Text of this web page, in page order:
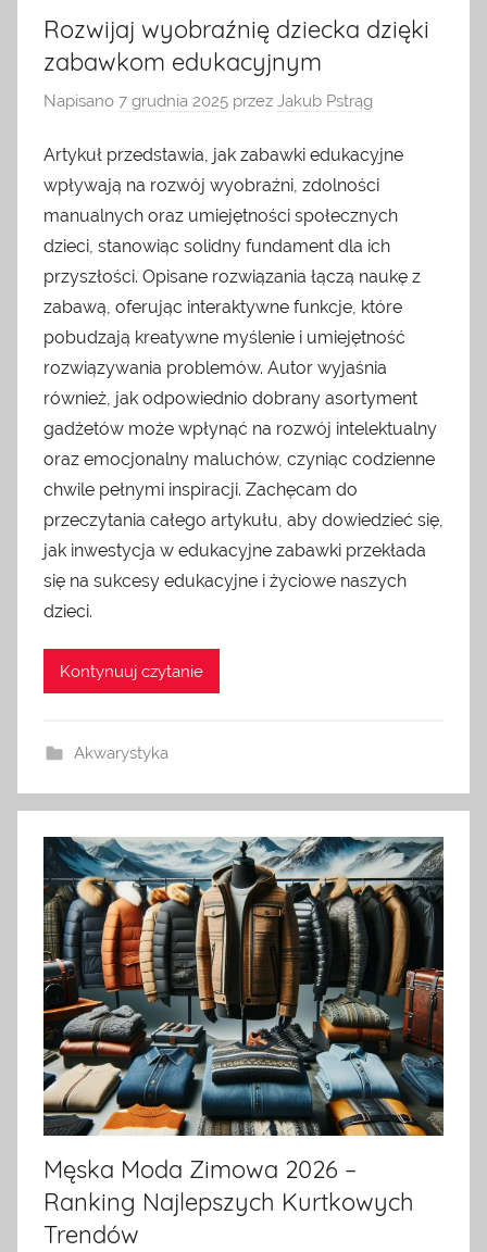
Rozwijaj wyobraźnię dziecka dzięki
zabawkom edukacyjnym
Napisano 7 grudnia 2025 przez Jakub Pstrąg
Artykuł przedstawia, jak zabawki edukacyjne
wpływają na rozwój wyobraźni, zdolności
manualnych oraz umiejętności społecznych
dzieci, stanowiąc solidny fundament dla ich
przyszłości. Opisane rozwiązania łączą naukę z
zabawą, oferując interaktywne funkcje, które
pobudzają kreatywne myślenie i umiejętność
rozwiązywania problemów. Autor wyjaśnia
również, jak odpowiednio dobrany asortyment
gadżetów może wpłynąć na rozwój intelektualny
oraz emocjonalny maluchów, czyniąc codzienne
chwile pełnymi inspiracji. Zachęcam do
przeczytania całego artykułu, aby dowiedzieć się,
jak inwestycja w edukacyjne zabawki przekłada
się na sukcesy edukacyjne i życiowe naszych
dzieci.
Kontynuuj czytanie
Akwarystyka
Męska Moda Zimowa 2026 –
Ranking Najlepszych Kurtkowych
Trendów